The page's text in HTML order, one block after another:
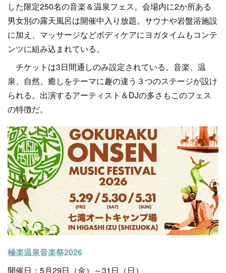
した限定250名の音楽＆温泉フェス。会場内に2か所ある
男女別の露天風呂は開催中入り放題。サウナや岩盤浴施設
に加え、マッサージなどボディケアにヨガタイムもコンテ
ンツに組み込まれている。
チケットは3日間通しのみ設定されている。音楽、温
泉、自然、癒しをテーマに趣の違う３つのステージが設け
られる。出演するアーティスト＆DJの多さもこのフェス
の特徴だ。
極楽温泉音楽祭2026
開催日：5月29日（金）～31日（日）